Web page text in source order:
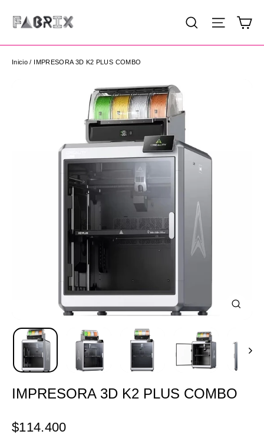
directamente
contenido
Buscar
Inicio / IMPRESORA 3D K2 PLUS COMBO
IMPRESORA 3D K2 PLUS COMBO
Precio
habitual
$114.400